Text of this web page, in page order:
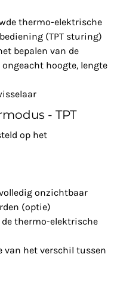
thermo-elektrische
(TPT sturing)
bepalen van de
hoogte, lengte
- TPT
op het
onzichtbaar
(optie)
thermo-elektrische
van het verschil tussen